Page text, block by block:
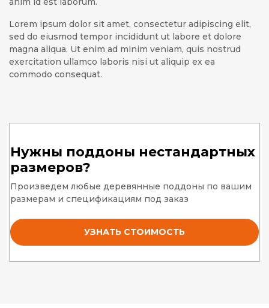
Lorem ipsum dolor sit amet, consectetur adipiscing elit,
sed do eiusmod tempor incididunt ut labore et dolore
magna aliqua. Ut enim ad minim veniam, quis nostrud
exercitation ullamco laboris nisi ut aliquip ex ea
commodo consequat.
Нужны поддоны нестандартных
размеров?
Произведем любые деревянные поддоны по вашим
размерам и спецификациям под заказ
УЗНАТЬ СТОИМОСТЬ